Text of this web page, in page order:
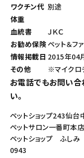
ワクチン代 別途
体重
血統書
ＪＫＣ
お勧め保険 ペット＆フ
情報掲載日 2015年04
その他
※マイクロ
お電話でもお問い合
い。
ペットショップ243仙
ペットサロン一番町本
ペットショップ ふし
0943